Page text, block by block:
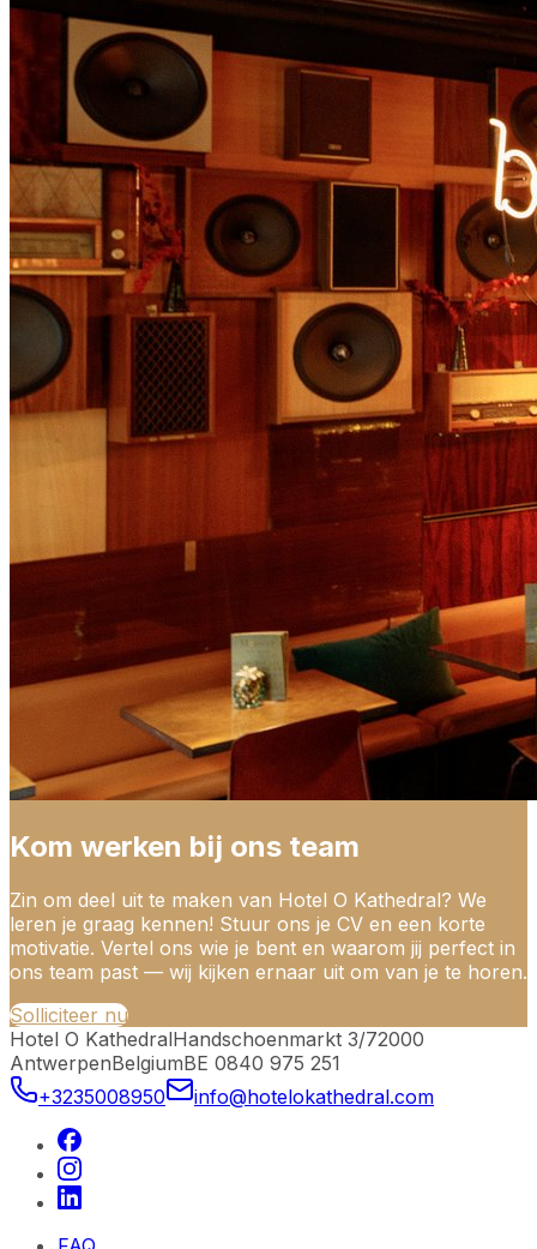
Kom werken bij ons team
Zin om deel uit te maken van Hotel O Kathedral? We
leren je graag kennen! Stuur ons je CV en een korte
motivatie. Vertel ons wie je bent en waarom jij perfect in
ons team past — wij kijken ernaar uit om van je te horen.
Solliciteer nu
Hotel O KathedralHandschoenmarkt 3/72000
AntwerpenBelgiumBE 0840 975 251
+3235008950
info@hotelokathedral.com